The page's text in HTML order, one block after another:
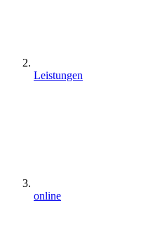
Leistungen
online